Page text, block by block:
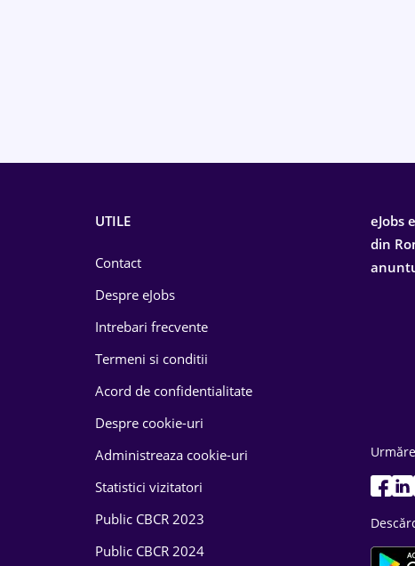
UTILE
Contact
Despre eJobs
Intrebari frecvente
Termeni si conditii
Acord de confidentialitate
Despre cookie-uri
Administreaza cookie-uri
Statistici vizitatori
Public CBCR 2023
Public CBCR 2024
eJobs
din